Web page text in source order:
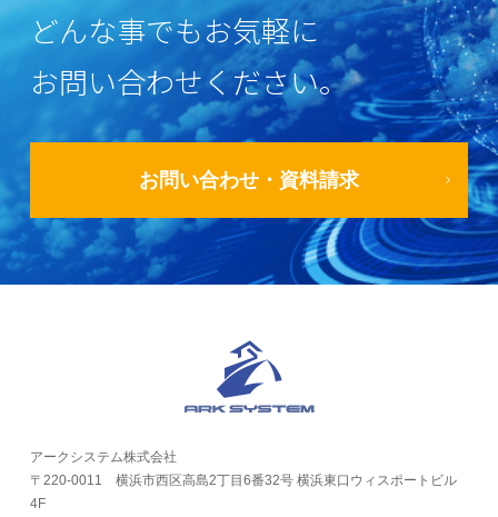
どんな事でもお気軽に
お問い合わせください。
お問い合わせ・資料請求
アークシステム株式会社
〒220-0011 横浜市西区高島2丁目6番32号 横浜東口ウィスポートビル
4F